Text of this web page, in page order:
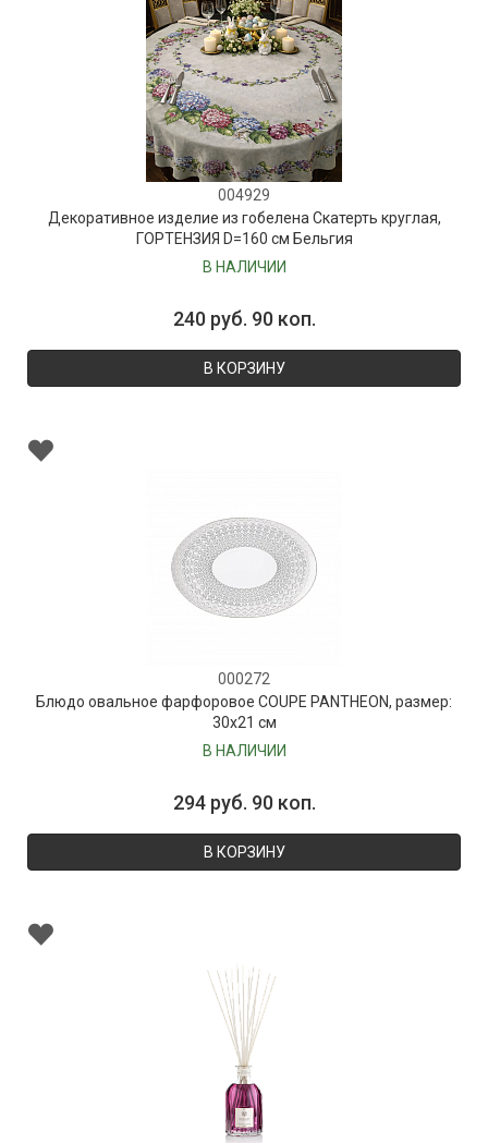
004929
Декоративное изделие из гобелена Скатерть круглая,
ГОРТЕНЗИЯ D=160 см Бельгия
В НАЛИЧИИ
240 руб. 90 коп.
В КОРЗИНУ
000272
Блюдо овальное фарфоровое COUPE PANTHEON, размер:
30х21 см
В НАЛИЧИИ
294 руб. 90 коп.
В КОРЗИНУ